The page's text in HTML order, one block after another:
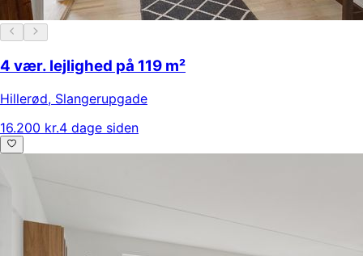
4 vær. lejlighed på 119 m²
Hillerød, Slangerupgade
16.200 kr.4 dage siden